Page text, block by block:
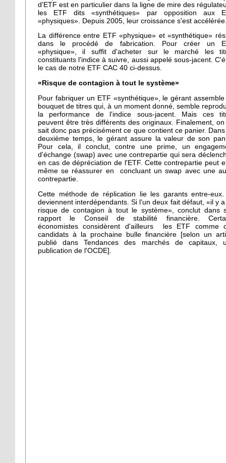
d'ETF est en particulier dans la ligne de mire des
les ETF dits «synthétiques» par opposition aux
«physiques». Depuis 2005, leur croissance s'est
La différence entre ETF «physique» et «synthétique»
dans le procédé de fabrication. Pour créer un
«physique», il suffit d'acheter sur le marché les
constituants l'indice à suivre, aussi appelé sous-jacent.
le cas de notre ETF CAC 40 ci-dessus.
«Risque de contagion à tout le système»
Pour fabriquer un ETF «synthétique», le gérant
bouquet de titres qui, à un moment donné, semble
la performance de l'indice sous-jacent. Mais ces
peuvent être très différents des originaux. Finalement,
sait donc pas précisément ce que contient ce panier.
deuxième temps, le gérant assure la valeur de son
Pour cela, il conclut, contre une prime, un
d'échange (swap) avec une contrepartie qui sera
en cas de dépréciation de l'ETF. Cette contrepartie peut
même se réassurer en concluant un swap avec une
contrepartie.
Cette méthode de réplication lie les garants entre-
deviennent interdépendants. Si l'un deux fait défaut, «il y
risque de contagion à tout le système», conclut dans
rapport le Conseil de stabilité financière.
économistes considèrent d'ailleurs les ETF comme
candidats à la prochaine bulle financière [selon un
publié dans Tendances des marchés de capitaux,
publication de l'OCDE].